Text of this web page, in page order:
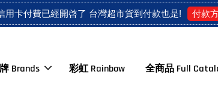
用卡付費已經開啓了 台灣超市貨到付款也是! 付款
Brands 彩虹 Rainbow 全商品 Full